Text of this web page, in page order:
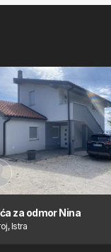
za odmor Nina
Istra